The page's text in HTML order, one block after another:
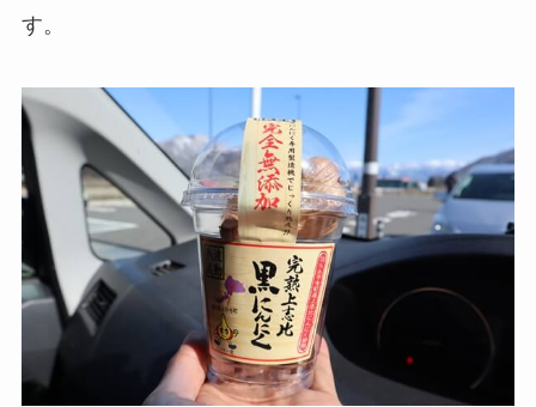
す。